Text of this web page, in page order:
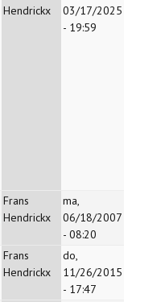
Hendrickx
03/17/2025
- 19:59
Frans
Hendrickx
ma,
06/18/2007
- 08:20
Frans
Hendrickx
do,
11/26/2015
- 17:47